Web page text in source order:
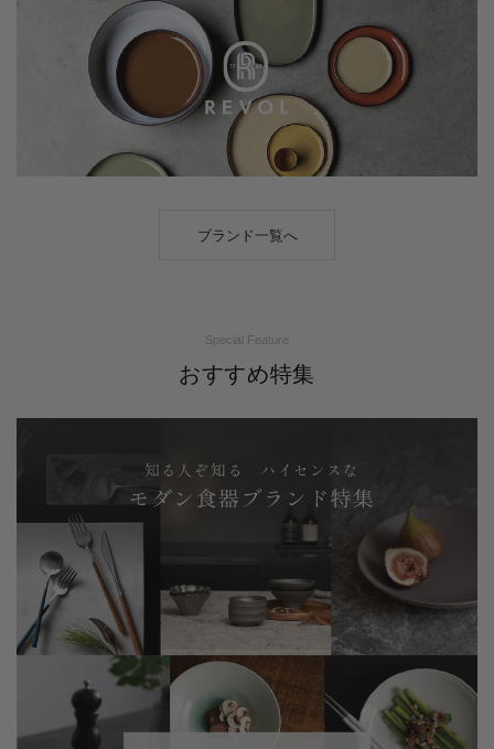
ブランド一覧へ
Special Feature
おすすめ特集